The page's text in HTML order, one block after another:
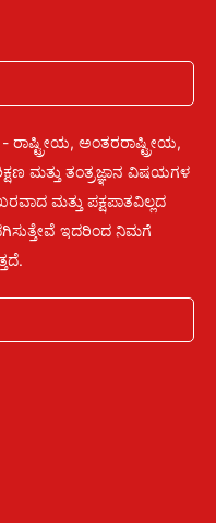
ರಾಷ್ಟ್ರೀಯ, ಅಂತರರಾಷ್ಟ್ರೀಯ,
ಮತ್ತು ತಂತ್ರಜ್ಞಾನ ವಿಷಯಗಳ
ಮತ್ತು ಪಕ್ಷಪಾತವಿಲ್ಲದ
ಇದರಿಂದ ನಿಮಗೆ